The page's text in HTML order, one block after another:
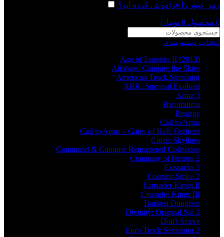
رمز عبور را فراموش کرده اید؟
0 محصول 0 تومان
انتخاب دسته بندی
Age of Empires II (2013)
Airships: Conquer the Skies
American Truck Simulator
ARK: Survival Evolved
Arma 3
Barotrauma
Besiege
Call to Arms
Call to Arms – Gates of Hell: Ostfront
Cities: Skylines
Command & Conquer Remastered Collection
Company of Heroes 2
Cossacks 3
Counter-Strike 2
Crusader Kings II
Crusader Kings III
Darkest Dungeon
Divinity: Original Sin 2
Don't Starve
Euro Truck Simulator 2